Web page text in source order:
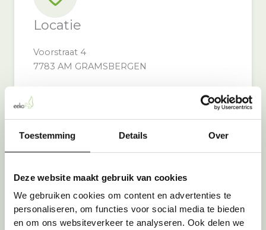
Toestemming Details Over
Deze website maakt gebruik van cookies
We gebruiken cookies om content en advertenties te
personaliseren, om functies voor social media te bieden
en om ons websiteverkeer te analyseren. Ook delen we
Locatie
Voorstraat 4
7783 AM GRAMSBERGEN
Inzameldoel
Door bij Autovakmeester Reinders in te
leveren, steunt u: OPKIKKER